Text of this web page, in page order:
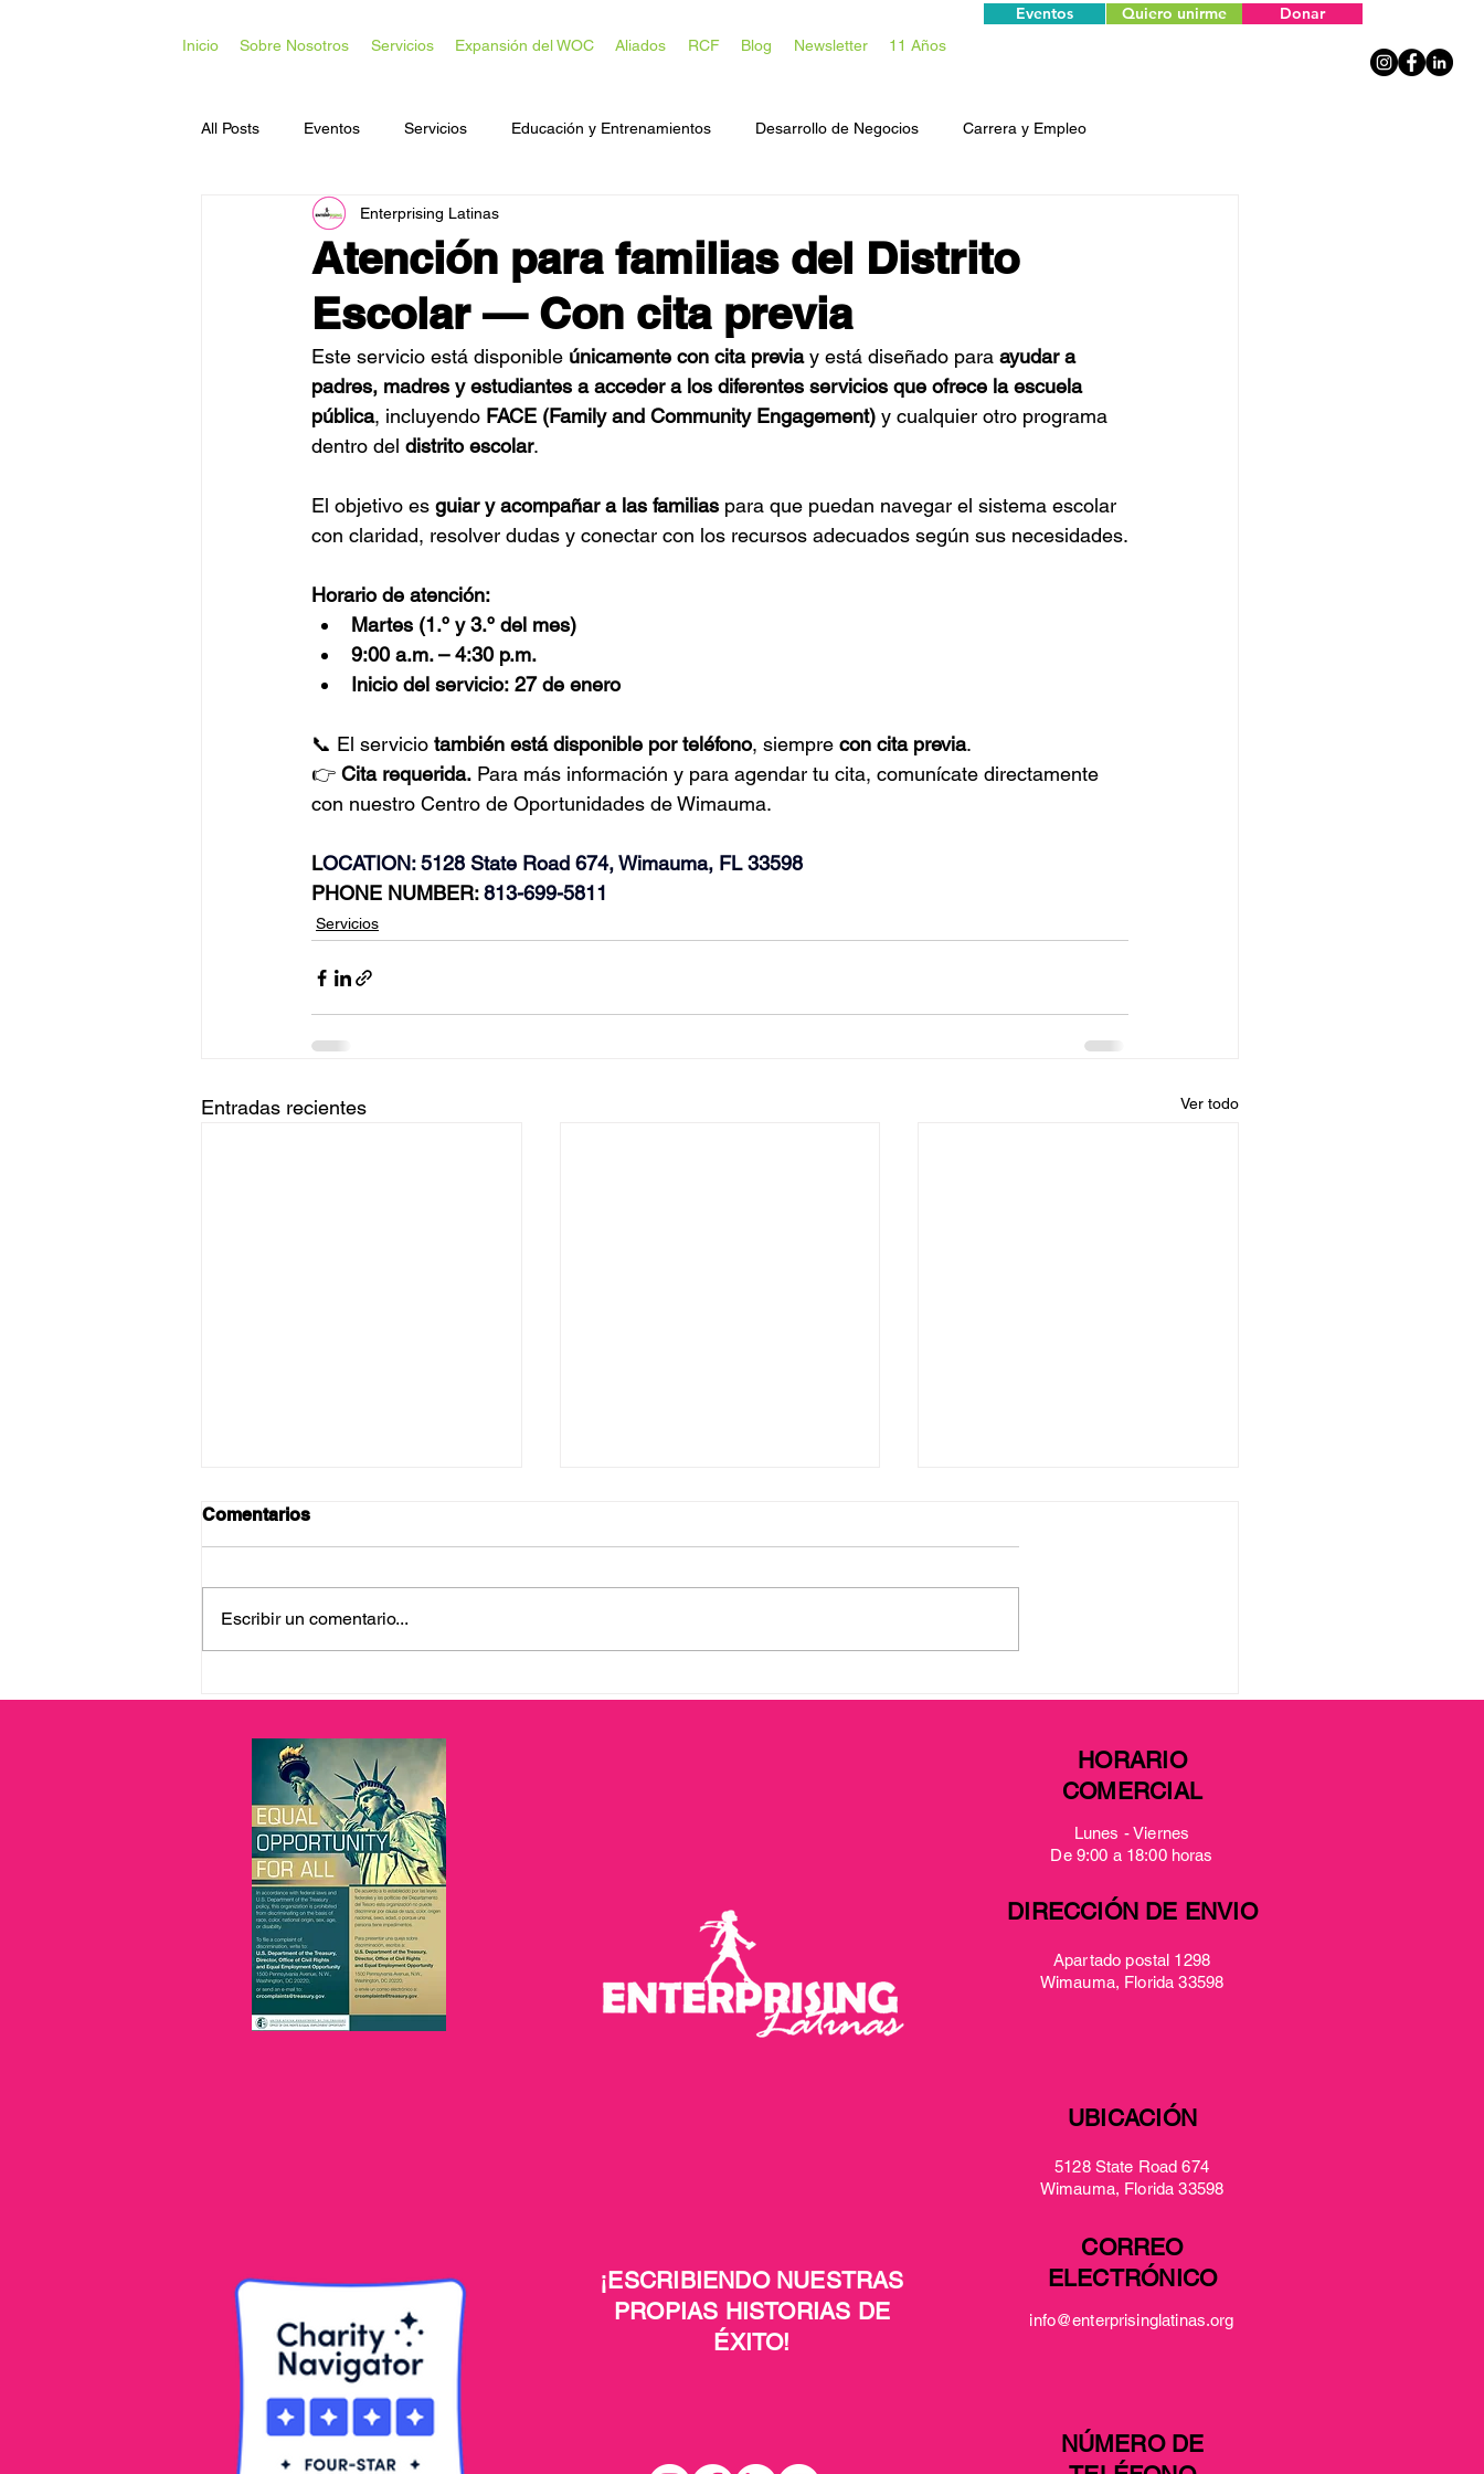
Inicio Sobre Nosotros Servicios Expansión del WOC Aliados RCF Blog Newsletter 11 Años
Eventos Donar
Quiero unirme
All Posts Eventos Servicios Educación y Entrenamientos Desarrollo de Negocios Carrera y Empleo
Acceso a Capital Desarrollo Comunitario
Atención para familias del Distrito
Escolar — Con cita previa
Enterprising Latinas
Este servicio está disponible únicamente con cita previa y está diseñado para ayudar a
padres, madres y estudiantes a acceder a los diferentes servicios que ofrece la escuela
pública, incluyendo FACE (Family and Community Engagement) y cualquier otro programa
dentro del distrito escolar.
El objetivo es guiar y acompañar a las familias para que puedan navegar el sistema escolar
con claridad, resolver dudas y conectar con los recursos adecuados según sus necesidades.
Horario de atención:
Martes (1.º y 3.º del mes)
9:00 a.m. – 4:30 p.m.
Inicio del servicio: 27 de enero
📞 El servicio también está disponible por teléfono, siempre con cita previa.
👉 Cita requerida. Para más información y para agendar tu cita, comunícate directamente
con nuestro Centro de Oportunidades de Wimauma.
LOCATION: 5128 State Road 674, Wimauma, FL 33598
PHONE NUMBER: 813-699-5811
Servicios
Entradas recientes Ver todo
vivienda y asistencia para
miércoles
capacitación laboral: jueves
familias con The Spring of
a. m. a 3:00 p. m.
Comentarios
Escribir un comentario...
HORARIO
COMERCIAL
Lunes - Viernes
De 9:00 a 18:00 horas
DIRECCIÓN DE ENVIO
Apartado postal 1298
Wimauma, Florida 33598
UBICACIÓN
5128 State Road 674
Wimauma, Florida 33598
¡ESCRIBIENDO NUESTRAS
PROPIAS HISTORIAS DE
ÉXITO!
CORREO
ELECTRÓNICO
info@enterprisinglatinas.org
NÚMERO DE